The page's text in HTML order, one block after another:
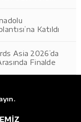
Katıldı
Asia 2026’da
Finalde